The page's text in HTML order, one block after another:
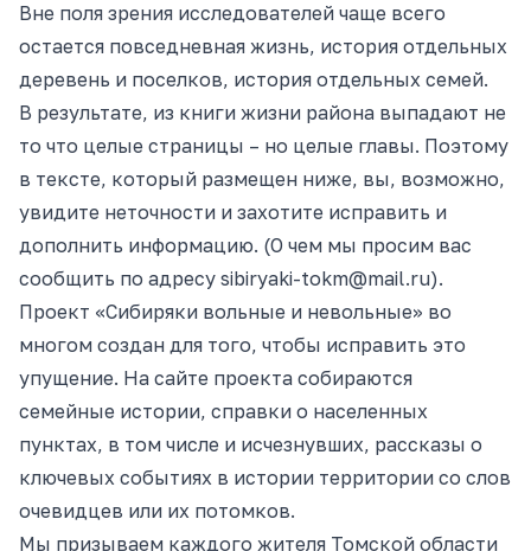
Вне поля зрения исследователей чаще всего
остается повседневная жизнь, история отдельных
деревень и поселков, история отдельных семей.
В результате, из книги жизни района выпадают не
то что целые страницы – но целые главы. Поэтому
в тексте, который размещен ниже, вы, возможно,
увидите неточности и захотите исправить и
дополнить информацию. (О чем мы просим вас
сообщить по адресу sibiryaki-tokm@mail.ru).
Проект «Сибиряки вольные и невольные» во
многом создан для того, чтобы исправить это
упущение. На сайте проекта собираются
семейные истории, справки о населенных
пунктах, в том числе и исчезнувших, рассказы о
ключевых событиях в истории территории со слов
очевидцев или их потомков.
Мы призываем каждого жителя Томской области